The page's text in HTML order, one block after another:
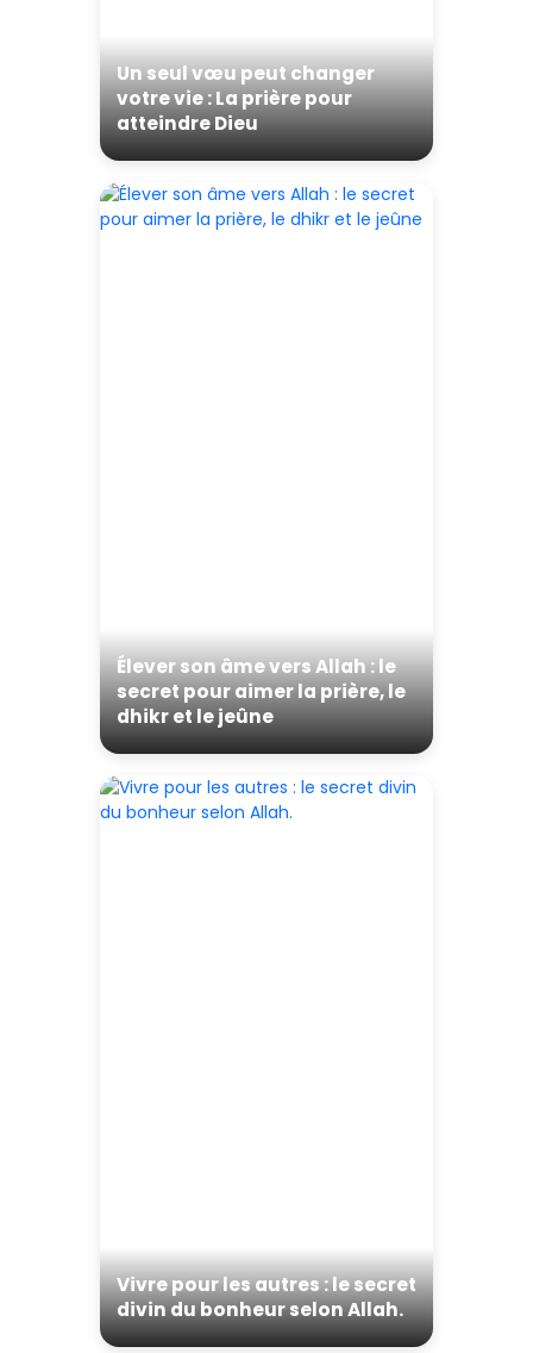
Un seul vœu peut changer
votre vie : La prière pour
atteindre Dieu
Élever son âme vers Allah : le
secret pour aimer la prière, le
dhikr et le jeûne
Vivre pour les autres : le secret
divin du bonheur selon Allah.